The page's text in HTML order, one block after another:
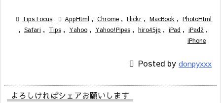
 Tips Focus  AppHtml , Chrome , Flickr , MacBook , PhotoHtml
, Safari , Tips , Yahoo , Yahoo!Pipes , hiro45jp , iPad , iPad2 ,
iPhone
 Posted by donpyxxx
よろしければシェアお願いします